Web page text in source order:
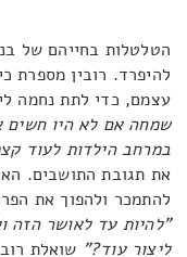
הטלטלות בחייהם של
להיפרד. רובין מספרת
עצמם, כדי לתת נחמה
שמחה אם לא היו חשים
במרחב הילדות לעוד
את תגובת התושבים.
להתמכר ולהפוך את
"להיות עד לאושר הזה
ליצור עוד?" שואלת